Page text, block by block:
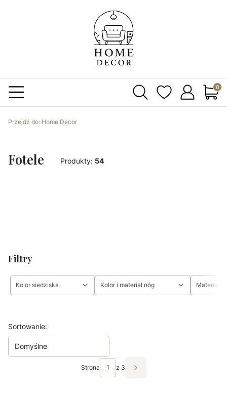
Przejdź do: Home Decor
Fotele Produkty: 54
Filtry
Kolor siedziska Kolor i materiał nóg Materiał
Lista produktów
Sortowanie:
Domyślne
Strona z 3 Następne produkty